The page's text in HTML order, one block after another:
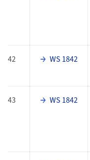
42 WS 1842
43 WS 1842